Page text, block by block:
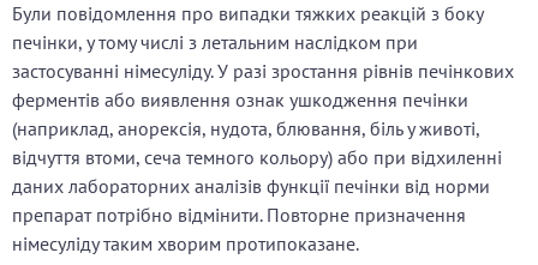
Були повідомлення про випадки тяжких реакцій з боку
печінки, у тому числі з летальним наслідком при
застосуванні німесуліду. У разі зростання рівнів печінкових
ферментів або виявлення ознак ушкодження печінки
(наприклад, анорексія, нудота, блювання, біль у животі,
відчуття втоми, сеча темного кольору) або при відхиленні
даних лабораторних аналізів функції печінки від норми
препарат потрібно відмінити. Повторне призначення
німесуліду таким хворим протипоказане.